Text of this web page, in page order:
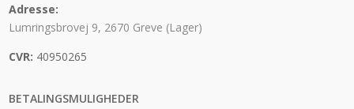
Adresse:
Lumringsbrovej 9, 2670 Greve (Lager)
CVR: 40950265
BETALINGSMULIGHEDER